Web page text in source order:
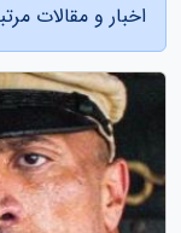
اخبار و مقالات